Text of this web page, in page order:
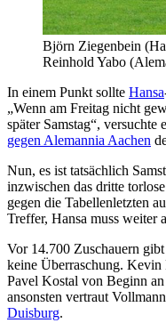
Björn Ziegenbein
Reinhold Yabo
In einem Punkt sollte Hansa
„Wenn am Freitag nicht
später Samstag“, versuchte
gegen Alemannia Aachen
Nun, es ist tatsächlich
inzwischen das dritte
gegen die Tabellenletzten
Treffer, Hansa muss weiter
Vor 14.700 Zuschauern
keine Überraschung. Kevin
Pavel Kostal von Beginn
ansonsten vertraut
Duisburg.